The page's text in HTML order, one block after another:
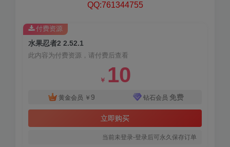
QQ:761344755
水果忍者2 2.52.1
此内容为付费资源，请付费后查看
￥ 10
黄金会员 ￥ 9 钻石会员 免费
立即购买
当前未登录-登录后可永久保存订单
付费资源